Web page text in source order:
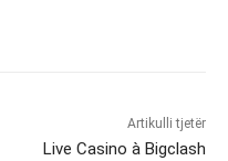
Artikulli tjetër
Live Casino à Bigclash